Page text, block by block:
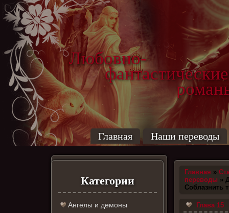
Любовно-
фантастические
Главная Наши переводы
Категории
Ангелы и демоны
Главная »
переводы »
Соблазнить
Глава 15